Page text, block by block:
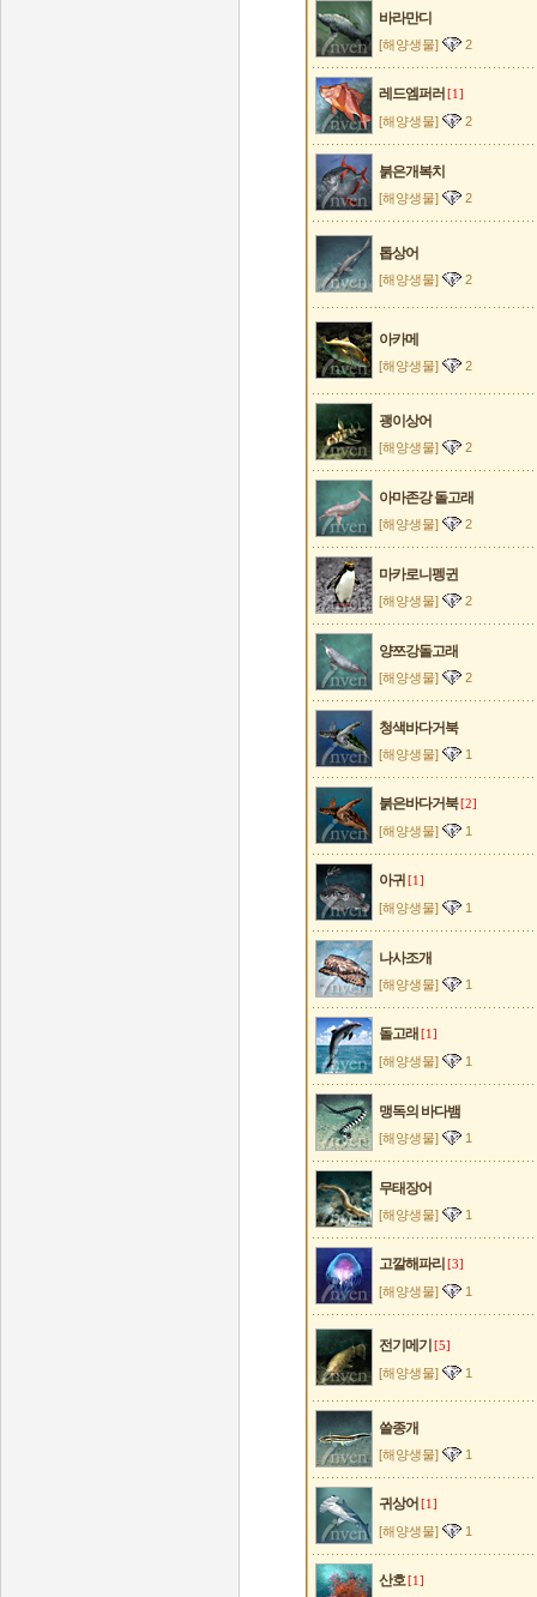
바라만디
[해양생물] 2
레드엠퍼러 [1]
[해양생물] 2
붉은개복치
[해양생물] 2
톱상어
[해양생물] 2
아카메
[해양생물] 2
괭이상어
[해양생물] 2
아마존강 돌고래
[해양생물] 2
마카로니펭귄
[해양생물] 2
양쯔강돌고래
[해양생물] 2
청색바다거북
[해양생물] 1
붉은바다거북 [2]
[해양생물] 1
아귀 [1]
[해양생물] 1
나사조개
[해양생물] 1
돌고래 [1]
[해양생물] 1
맹독의 바다뱀
[해양생물] 1
무태장어
[해양생물] 1
고깔해파리 [3]
[해양생물] 1
전기메기 [5]
[해양생물] 1
쓸종개
[해양생물] 1
귀상어 [1]
[해양생물] 1
산호 [1]